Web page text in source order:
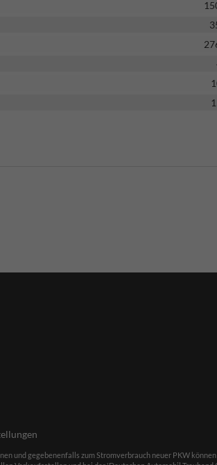
und gegebenenfalls zum Stromverbrauch neuer PKW